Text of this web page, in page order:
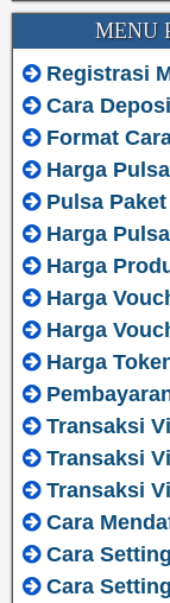
MENU
Registrasi
Cara
Format
Harga
Pulsa
Harga
Harga
Harga
Harga
Harga
Transaksi
Transaksi
Transaksi
Cara
Cara
Cara